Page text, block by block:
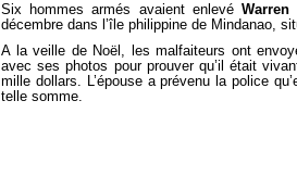
Six hommes armés avaient enlevé Warren
décembre dans l’île philippine de Mindanao,
A la veille de Noël, les malfaiteurs ont
avec ses photos pour prouver qu’il était
mille dollars. L’épouse a prévenu la police
telle somme.